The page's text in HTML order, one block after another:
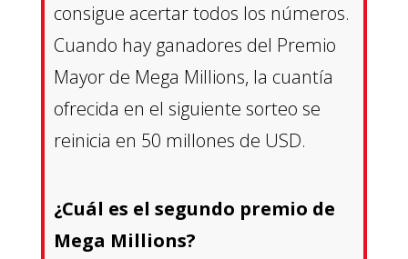
consigue acertar todos los números.
Cuando hay ganadores del Premio
Mayor de Mega Millions, la cuantía
ofrecida en el siguiente sorteo se
reinicia en 50 millones de USD.
¿Cuál es el segundo premio de
Mega Millions?